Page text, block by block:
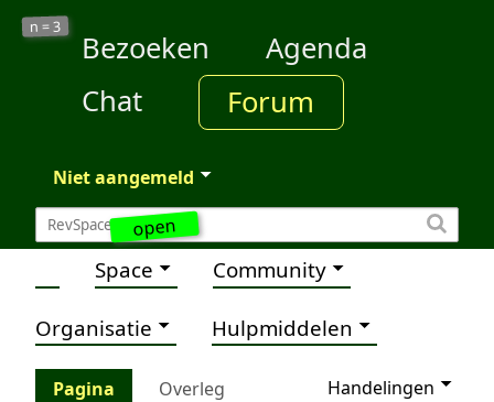
open
n =3
Bezoeken
Agenda
Chat
Forum
Niet aangemeld
Space Community
Organisatie Hulpmiddelen
Pagina Overleg
Handelingen